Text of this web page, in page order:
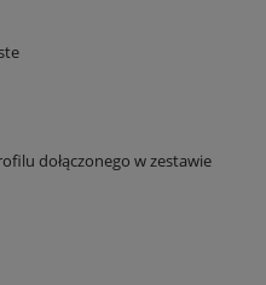
dołączonego w zestawie